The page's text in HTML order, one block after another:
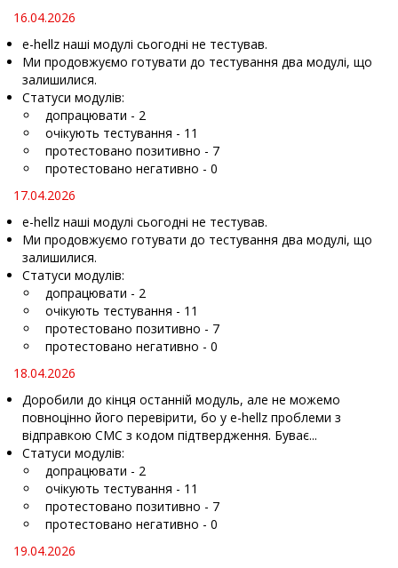
16.04.2026
e-hellz наші модулі сьогодні не тестував.
Ми продовжуємо готувати до тестування два модулі, що
залишилися.
Статуси модулів:
допрацювати - 2
очікують тестування - 11
протестовано позитивно - 7
протестовано негативно - 0
17.04.2026
e-hellz наші модулі сьогодні не тестував.
Ми продовжуємо готувати до тестування два модулі, що
залишилися.
Статуси модулів:
допрацювати - 2
очікують тестування - 11
протестовано позитивно - 7
протестовано негативно - 0
18.04.2026
Доробили до кінця останній модуль, але не можемо
повноцінно його перевірити, бо у e-hellz проблеми з
відправкою СМС з кодом підтвердження. Буває...
Статуси модулів:
допрацювати - 2
очікують тестування - 11
протестовано позитивно - 7
протестовано негативно - 0
19.04.2026